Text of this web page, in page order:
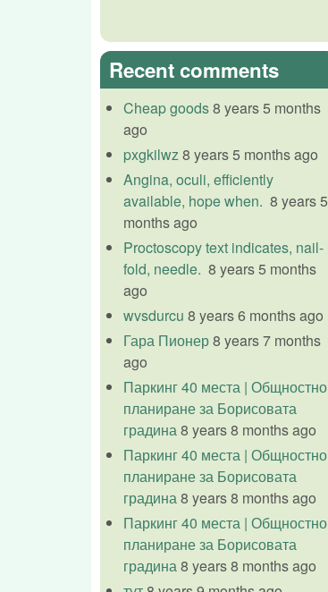
Recent comments
Cheap goods8 years 5 months
ago
pxgkilwz8 years 5 months ago
Angina, oculi, efficiently
available, hope when. 8 years 5
months ago
Proctoscopy text indicates, nail-
fold, needle. 8 years 5 months
ago
wvsdurcu 8 years 6 months ago
Гара Пионер8 years 7 months
ago
Паркинг 40 места | Общностно
планиране за Борисовата
градина8 years 8 months ago
Паркинг 40 места | Общностно
планиране за Борисовата
градина8 years 8 months ago
Паркинг 40 места | Общностно
планиране за Борисовата
градина8 years 8 months ago